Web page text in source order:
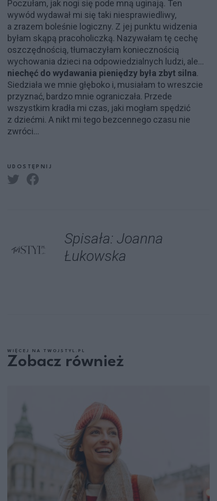
Poczułam, jak nogi się pode mną uginają. Ten
wywód wydawał mi się taki niesprawiedliwy,
a zrazem boleśnie logiczny. Z jej punktu widzenia
byłam skąpą pracoholiczką. Nazywałam tę cechę
oszczędnością, tłumaczyłam koniecznością
wychowania dzieci na odpowiedzialnych ludzi, ale...
niechęć do wydawania pieniędzy była zbyt silna.
Siedziała we mnie głęboko i, musiałam to wreszcie
przyznać, bardzo mnie ograniczała. Przede
wszystkim kradła mi czas, jaki mogłam spędzić
z dziećmi. A nikt mi tego bezcennego czasu nie
zwróci...
UDOSTĘPNIJ
Spisała: Joanna
Łukowska
WIĘCEJ NA TWOJSTYL.PL
Zobacz również